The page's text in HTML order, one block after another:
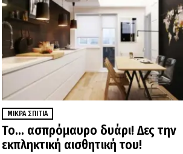
ΜΙΚΡΆ ΣΠΊΤΙΑ
Το… ασπρόμαυρο δυάρι! Δες την
εκπληκτική αισθητική του!